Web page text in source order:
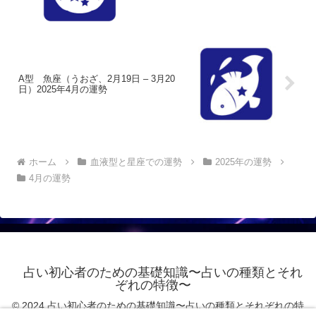
A型 魚座（うおざ、2月19日 – 3月20
日）2025年4月の運勢
ホーム 血液型と星座での運勢
2025年の運勢
4月の運勢
占い初心者のための基礎知識〜占いの種類とそれ
ぞれの特徴〜
© 2024 占い初心者のための基礎知識〜占いの種類とそれぞれの特